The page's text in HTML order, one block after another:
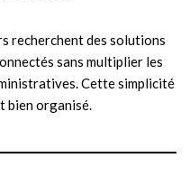
recherchent des solutions
sans multiplier les
Cette simplicité
bien organisé.